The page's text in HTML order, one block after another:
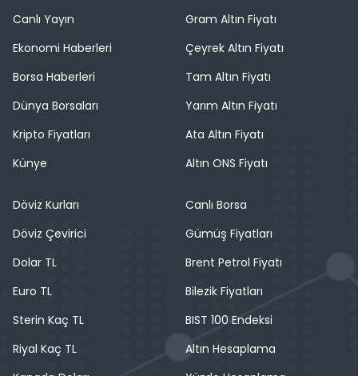
Canlı Yayın
Ekonomi Haberleri
Borsa Haberleri
Dünya Borsaları
Kripto Fiyatları
Künye
Gram Altın Fiyatı
Çeyrek Altın Fiyatı
Tam Altın Fiyatı
Yarım Altın Fiyatı
Ata Altın Fiyatı
Altın ONS Fiyatı
Döviz Kurları
Döviz Çevirici
Dolar TL
Euro TL
Sterin Kaç TL
Riyal Kaç TL
Canlı Borsa
Gümüş Fiyatları
Brent Petrol Fiyatı
Bilezik Fiyatları
BIST 100 Endeksi
Altın Hesaplama